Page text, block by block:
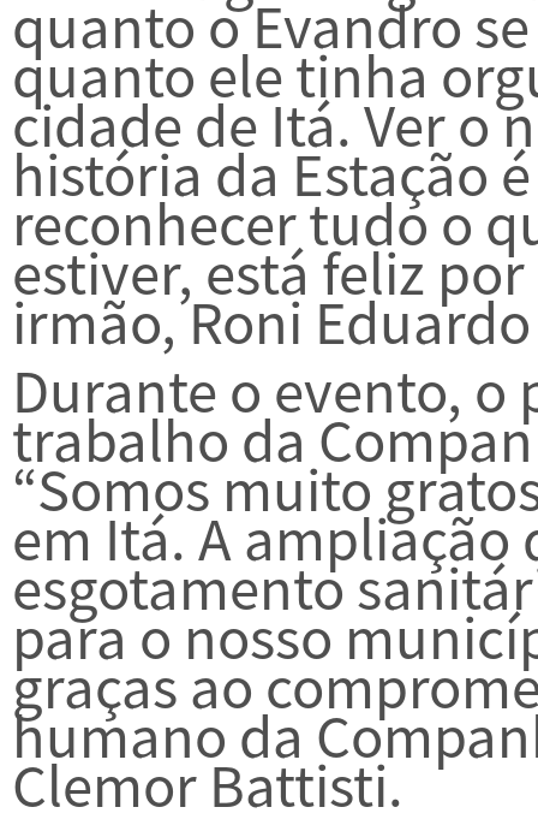
quanto o Evandro
quanto ele tinha
cidade de Itá. Ver o
história da Estação
reconhecer tudo o
estiver, está feliz
irmão, Roni
Durante o evento, o
trabalho da
“Somos muito
em Itá. A ampliação
esgotamento
para o nosso
graças ao
humano da
Clemor Battisti.